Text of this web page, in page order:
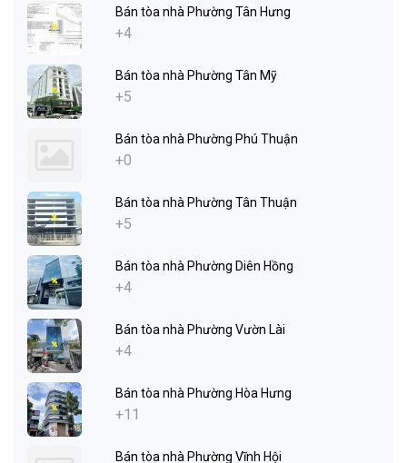
Bán tòa nhà Phường Tân Hưng
+4
Bán tòa nhà Phường Tân Mỹ
+5
Bán tòa nhà Phường Phú Thuận
+0
Bán tòa nhà Phường Tân Thuận
+5
Bán tòa nhà Phường Diên Hồng
+4
Bán tòa nhà Phường Vườn Lài
+4
Bán tòa nhà Phường Hòa Hưng
+11
Bán tòa nhà Phường Vĩnh Hội